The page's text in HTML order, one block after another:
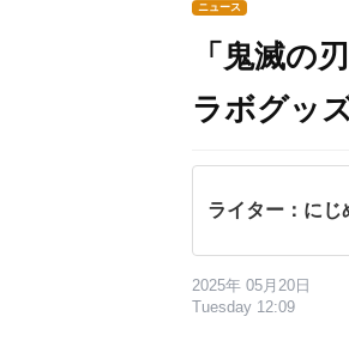
ニュース
「鬼滅の
ラボグッ
ライター：にじ
2025年 05月20日
Tuesday 12:09